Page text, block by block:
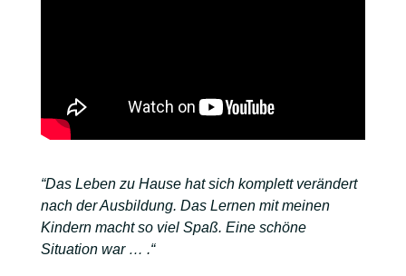
“Das Leben zu Hause hat sich komplett verändert
nach der Ausbildung. Das Lernen mit meinen
Kindern macht so viel Spaß. Eine schöne
Situation war … .“